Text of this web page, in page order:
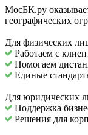
МосБК.ру
географических
Для физических
Работаем с
Помогаем
Единые
Для юридических
Поддержка
Решения для